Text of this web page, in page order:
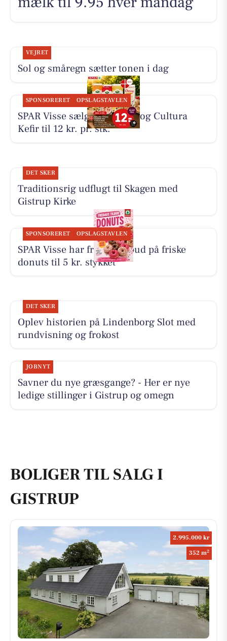
VEJRET
Sol og småregn sætter tonen i dag
SPONSORERET OPSLAGSTAVLEN
SPAR Visse sælger koldskål og Cultura
Kefir til 12 kr. pr. stk.
DET SKER
Traditionsrig udflugt til Skagen med
Gistrup Kirke
SPONSORERET OPSLAGSTAVLEN
SPAR Visse har fredagstilbud på friske
donuts til 5 kr. stykket
DET SKER
Oplev historien på Lindenborg Slot med
rundvisning og frokost
JOBNYT
Savner du nye græsgange? - Her er nye
ledige stillinger i Gistrup og omegn
BOLIGER TIL SALG I
GISTRUP
2.995.000 kr
352 m2